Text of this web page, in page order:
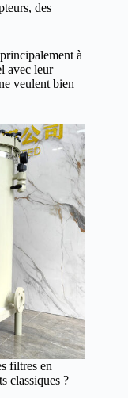
des
à
avec leur
veulent bien
filtres en
classiques ?